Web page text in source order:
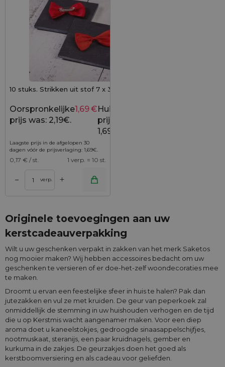
10 stuks. Strikken uit stof 7 x 3 cm - rood
Oorspronkelijke
prijs was: 2,19€.
1,69€Huidige
prijs is:
1,69€.
Laagste prijs in de afgelopen 30
dagen vóór de prijsverlaging: 1,69€.
0,17 € / st. 1 verp. = 10 st.
– verp. +
Originele toevoegingen aan uw
kerstcadeauverpakking
Wilt u uw geschenken verpakt in zakken van het merk Saketos
nog mooier maken? Wij hebben accessoires bedacht om uw
geschenken te versieren of er doe-het-zelf woondecoraties mee
te maken.
Droomt u ervan een feestelijke sfeer in huis te halen? Pak dan
jutezakken en vul ze met kruiden. De geur van peperkoek zal
onmiddellijk de stemming in uw huishouden verhogen en de tijd
die u op Kerstmis wacht aangenamer maken. Voor een diep
aroma doet u kaneelstokjes, gedroogde sinaasappelschijfjes,
nootmuskaat, steranijs, een paar kruidnagels, gember en
kurkuma in de zakjes. De geurzakjes doen het goed als
kerstboomversiering en als cadeau voor geliefden.